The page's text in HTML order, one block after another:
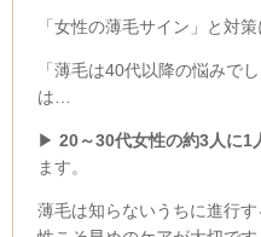
「女性の薄毛サイン」と対
「薄毛は40代以降の悩みで
は…
▶ 20～30代女性の約3人に1
ます。
薄毛は知らないうちに進行